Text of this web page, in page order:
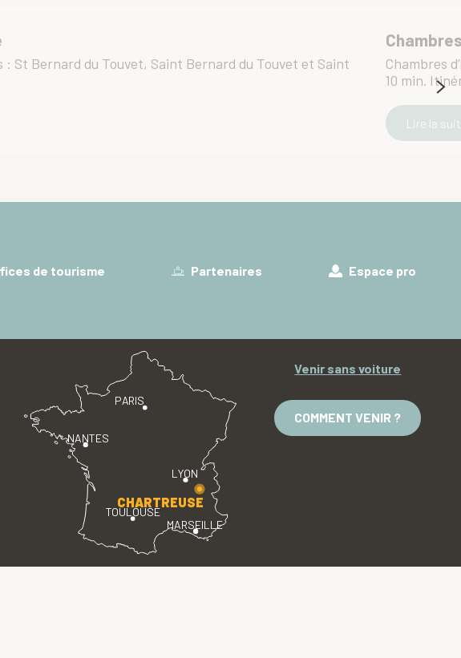
: St Bernard du Touvet, Saint Bernard du Touvet et Saint
Chambres
10 min.
Lire la
de tourisme Partenaires Espace pro
PARIS
LYON
TOULOUSE
MARSEILLE
NANTES
CHARTREUSE
Venir sans voiture
COMMENT VENIR ?